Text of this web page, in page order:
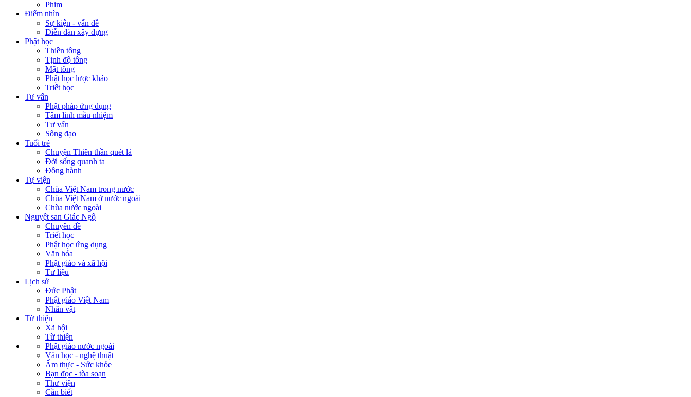
Phim
Điểm nhìn
Sự kiện - vấn đề
Diễn đàn xây dựng
Phật học
Thiền tông
Tịnh độ tông
Mật tông
Phật học lược khảo
Triết học
Tư vấn
Phật pháp ứng dụng
Tâm linh mầu nhiệm
Tư vấn
Sống đạo
Tuổi trẻ
Chuyện Thiên thần quét lá
Đời sống quanh ta
Đồng hành
Tự viện
Chùa Việt Nam trong nước
Chùa Việt Nam ở nước ngoài
Chùa nước ngoài
Nguyệt san Giác Ngộ
Chuyên đề
Triết học
Phật học ứng dụng
Văn hóa
Phật giáo và xã hội
Tư liệu
Lịch sử
Đức Phật
Phật giáo Việt Nam
Nhân vật
Từ thiện
Xã hội
Từ thiện
Phật giáo nước ngoài
Văn học - nghệ thuật
Ẩm thực - Sức khỏe
Bạn đọc - tòa soạn
Thư viện
Cần biết